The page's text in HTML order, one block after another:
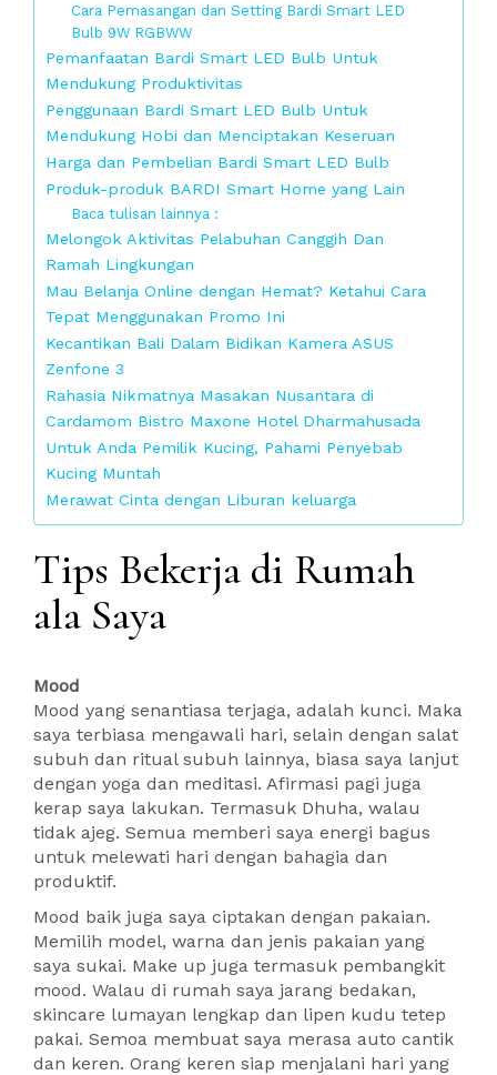
Cara Pemasangan dan Setting Bardi Smart LED
Bulb 9W RGBWW
Pemanfaatan Bardi Smart LED Bulb Untuk
Mendukung Produktivitas
Penggunaan Bardi Smart LED Bulb Untuk
Mendukung Hobi dan Menciptakan Keseruan
Harga dan Pembelian Bardi Smart LED Bulb
Produk-produk BARDI Smart Home yang Lain
Baca tulisan lainnya :
Melongok Aktivitas Pelabuhan Canggih Dan
Ramah Lingkungan
Mau Belanja Online dengan Hemat? Ketahui Cara
Tepat Menggunakan Promo Ini
Kecantikan Bali Dalam Bidikan Kamera ASUS
Zenfone 3
Rahasia Nikmatnya Masakan Nusantara di
Cardamom Bistro Maxone Hotel Dharmahusada
Untuk Anda Pemilik Kucing, Pahami Penyebab
Kucing Muntah
Merawat Cinta dengan Liburan keluarga
Tips Bekerja di Rumah
ala Saya
Mood
Mood yang senantiasa terjaga, adalah kunci. Maka
saya terbiasa mengawali hari, selain dengan salat
subuh dan ritual subuh lainnya, biasa saya lanjut
dengan yoga dan meditasi. Afirmasi pagi juga
kerap saya lakukan. Termasuk Dhuha, walau
tidak ajeg. Semua memberi saya energi bagus
untuk melewati hari dengan bahagia dan
produktif.
Mood baik juga saya ciptakan dengan pakaian.
Memilih model, warna dan jenis pakaian yang
saya sukai. Make up juga termasuk pembangkit
mood. Walau di rumah saya jarang bedakan,
skincare lumayan lengkap dan lipen kudu tetep
pakai. Semoa membuat saya merasa auto cantik
dan keren. Orang keren siap menjalani hari yang